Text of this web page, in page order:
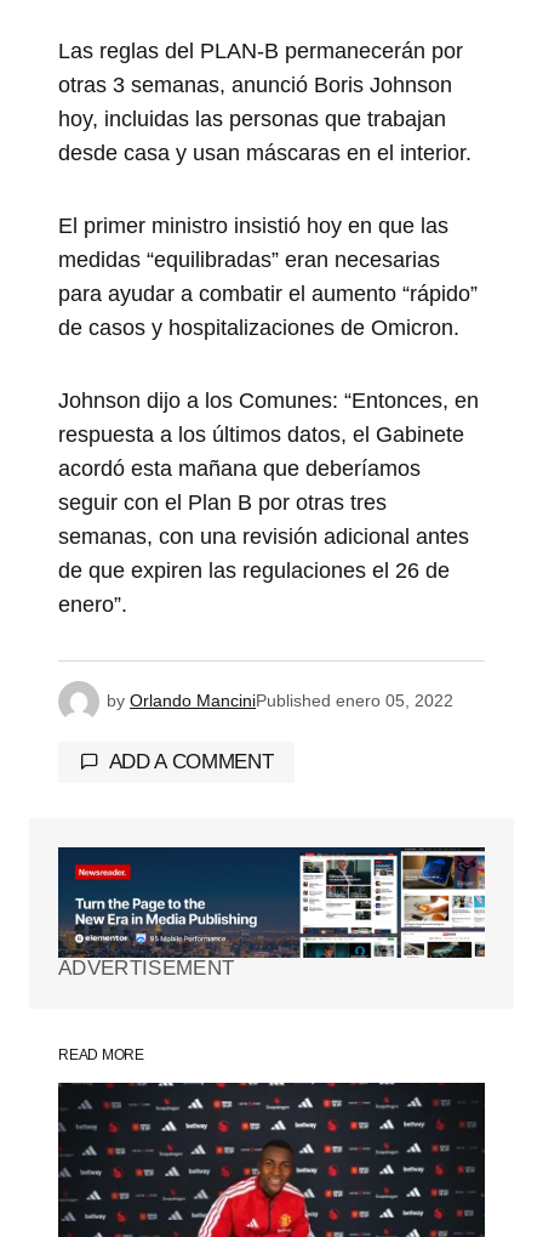
Las reglas del PLAN-B permanecerán por
otras 3 semanas, anunció Boris Johnson
hoy, incluidas las personas que trabajan
desde casa y usan máscaras en el interior.
El primer ministro insistió hoy en que las
medidas “equilibradas” eran necesarias
para ayudar a combatir el aumento “rápido”
de casos y hospitalizaciones de Omicron.
Johnson dijo a los Comunes: “Entonces, en
respuesta a los últimos datos, el Gabinete
acordó esta mañana que deberíamos
seguir con el Plan B por otras tres
semanas, con una revisión adicional antes
de que expiren las regulaciones el 26 de
enero”.
by Orlando ManciniPublished enero 05, 2022
ADD A COMMENT
Tu dirección de correo electrónico no será
Los campos obligatorios están
marcados con*
Your Name*
Your E-mail
ADVERTISEMENT
READ MORE